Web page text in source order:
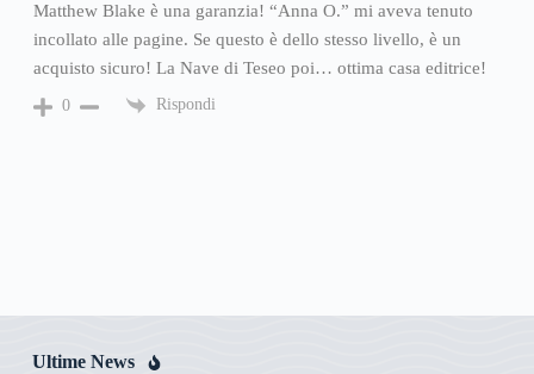
Matthew Blake è una garanzia! “Anna O.” mi aveva tenuto
incollato alle pagine. Se questo è dello stesso livello, è un
acquisto sicuro! La Nave di Teseo poi… ottima casa editrice!
0 Rispondi
Ultime News